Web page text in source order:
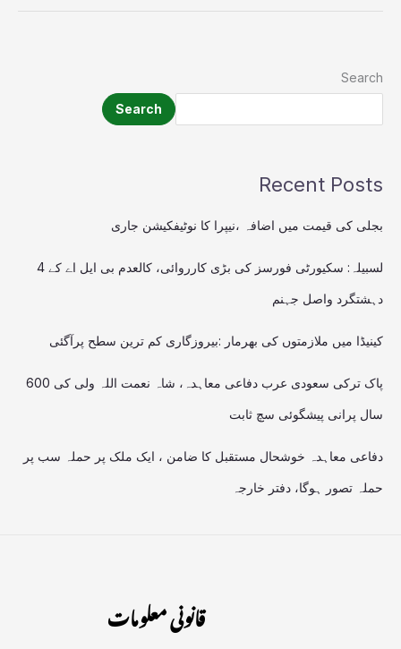
Search
Search
Recent Posts
بجلی کی قیمت میں اضافہ ،نیپرا کا نوٹیفکیشن جاری
لسبیلہ: سکیورٹی فورسز کی بڑی کارروائی، کالعدم بی ایل اے کے 4
دہشتگرد واصل جہنم
کینیڈا میں ملازمتوں کی بھرمار :بیروزگاری کم ترین سطح پرآگئی
پاک ترکی سعودی عرب دفاعی معاہدہ، شاہ نعمت اللہ ولی کی 600
سال پرانی پیشگوئی سچ ثابت
دفاعی معاہدہ خوشحال مستقبل کا ضامن ، ایک ملک پر حملہ سب پر
حملہ تصور ہوگا، دفتر خارجہ
قانونی معلومات